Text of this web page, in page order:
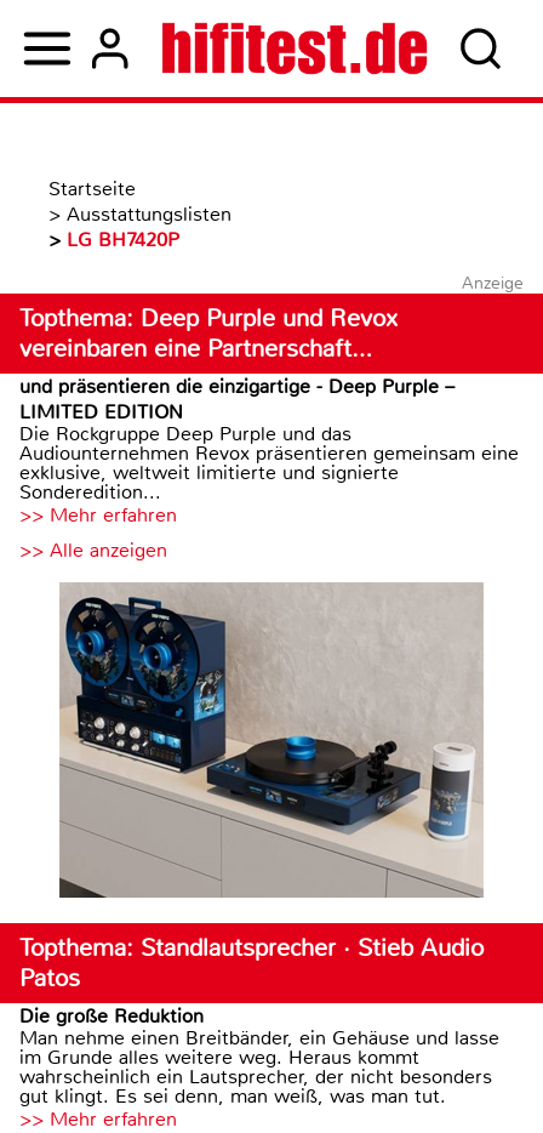
Startseite
> Ausstattungslisten
> LG BH7420P
Anzeige
Topthema: Deep Purple und Revox
vereinbaren eine Partnerschaft…
und präsentieren die einzigartige - Deep Purple –
LIMITED EDITION
Die Rockgruppe Deep Purple und das
Audiounternehmen Revox präsentieren gemeinsam eine
exklusive, weltweit limitierte und signierte
Sonderedition...
>> Mehr erfahren
>> Alle anzeigen
Topthema: Standlautsprecher · Stieb Audio
Patos
Die große Reduktion
Man nehme einen Breitbänder, ein Gehäuse und lasse
im Grunde alles weitere weg. Heraus kommt
wahrscheinlich ein Lautsprecher, der nicht besonders
gut klingt. Es sei denn, man weiß, was man tut.
>> Mehr erfahren